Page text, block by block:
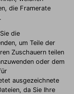
die Framerate
die
um Teile der
Zuschauern teilen
oder dem
ausgezeichnete
da Sie Ihre